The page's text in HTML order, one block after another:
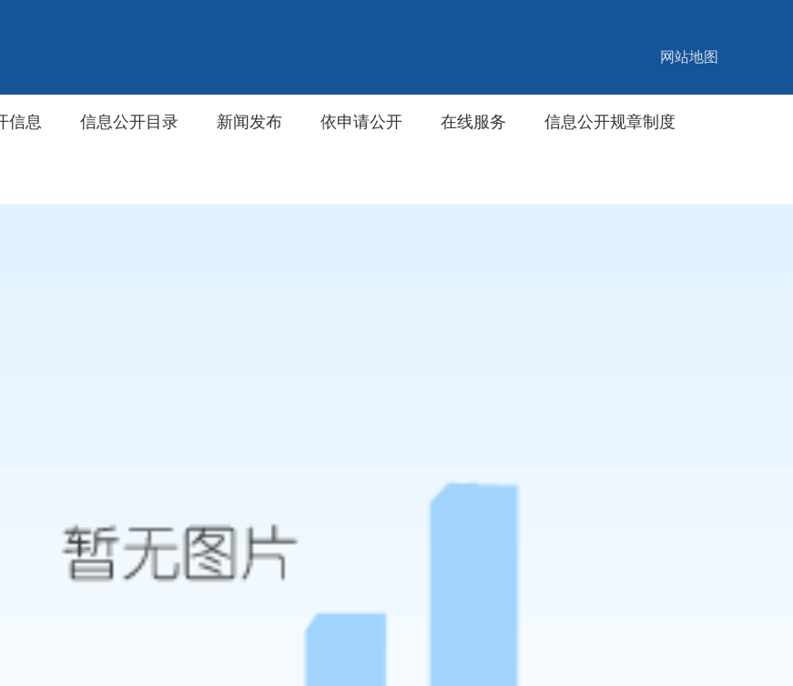
网站地图
信息 信息公开目录 新闻发布 依申请公开 在线服务 信息公开规章制度